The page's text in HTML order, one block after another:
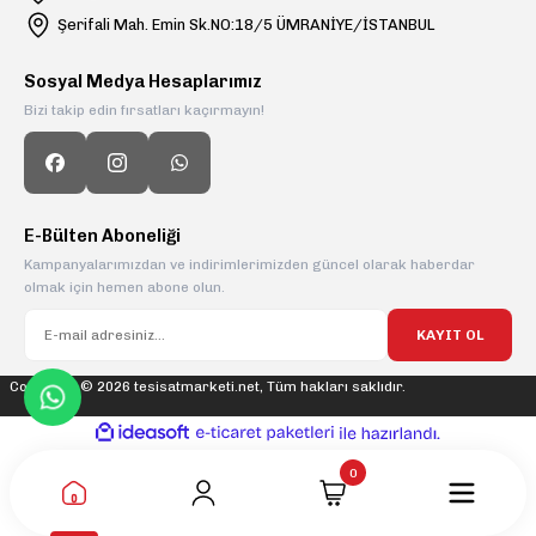
Şerifali Mah. Emin Sk.NO:18/5 ÜMRANİYE/İSTANBUL
Sosyal Medya Hesaplarımız
Bizi takip edin fırsatları kaçırmayın!
E-Bülten Aboneliği
Kampanyalarımızdan ve indirimlerimizden güncel olarak haberdar
olmak için hemen abone olun.
KAYIT OL
Copyright © 2026 tesisatmarketi.net, Tüm hakları saklıdır.
0
ideasoft
e-
paketleri